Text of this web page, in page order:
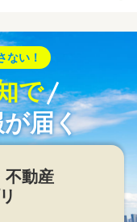
ない！
で
届く
不動産